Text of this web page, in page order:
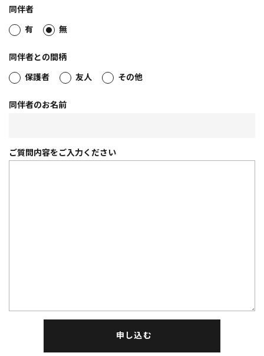
同伴者
有
無
同伴者との間柄
保護者
友人 その他
同伴者のお名前
ご質問内容をご入力ください
申し込む